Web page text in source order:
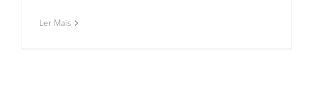
Ler Mais